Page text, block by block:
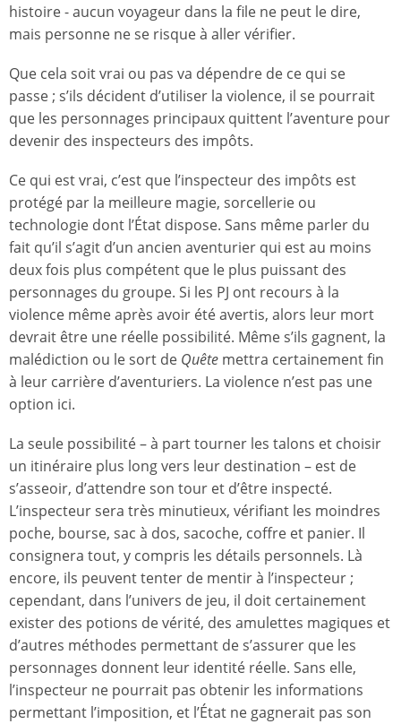
histoire - aucun voyageur dans la file ne peut le dire,
mais personne ne se risque à aller vérifier.
Que cela soit vrai ou pas va dépendre de ce qui se
passe ; s’ils décident d’utiliser la violence, il se pourrait
que les personnages principaux quittent l’aventure pour
devenir des inspecteurs des impôts.
Ce qui est vrai, c’est que l’inspecteur des impôts est
protégé par la meilleure magie, sorcellerie ou
technologie dont l’État dispose. Sans même parler du
fait qu’il s’agit d’un ancien aventurier qui est au moins
deux fois plus compétent que le plus puissant des
personnages du groupe. Si les PJ ont recours à la
violence même après avoir été avertis, alors leur mort
devrait être une réelle possibilité. Même s’ils gagnent, la
malédiction ou le sort de Quête mettra certainement fin
à leur carrière d’aventuriers. La violence n’est pas une
option ici.
La seule possibilité – à part tourner les talons et choisir
un itinéraire plus long vers leur destination – est de
s’asseoir, d’attendre son tour et d’être inspecté.
L’inspecteur sera très minutieux, vérifiant les moindres
poche, bourse, sac à dos, sacoche, coffre et panier. Il
consignera tout, y compris les détails personnels. Là
encore, ils peuvent tenter de mentir à l’inspecteur ;
cependant, dans l’univers de jeu, il doit certainement
exister des potions de vérité, des amulettes magiques et
d’autres méthodes permettant de s’assurer que les
personnages donnent leur identité réelle. Sans elle,
l’inspecteur ne pourrait pas obtenir les informations
permettant l’imposition, et l’État ne gagnerait pas son